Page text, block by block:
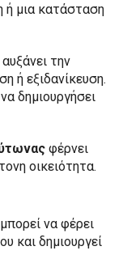
ή μια κατάσταση
αυξάνει την
ή εξιδανίκευση.
δημιουργήσει
φέρνει
οικειότητα.
μπορεί να φέρει
και δημιουργεί